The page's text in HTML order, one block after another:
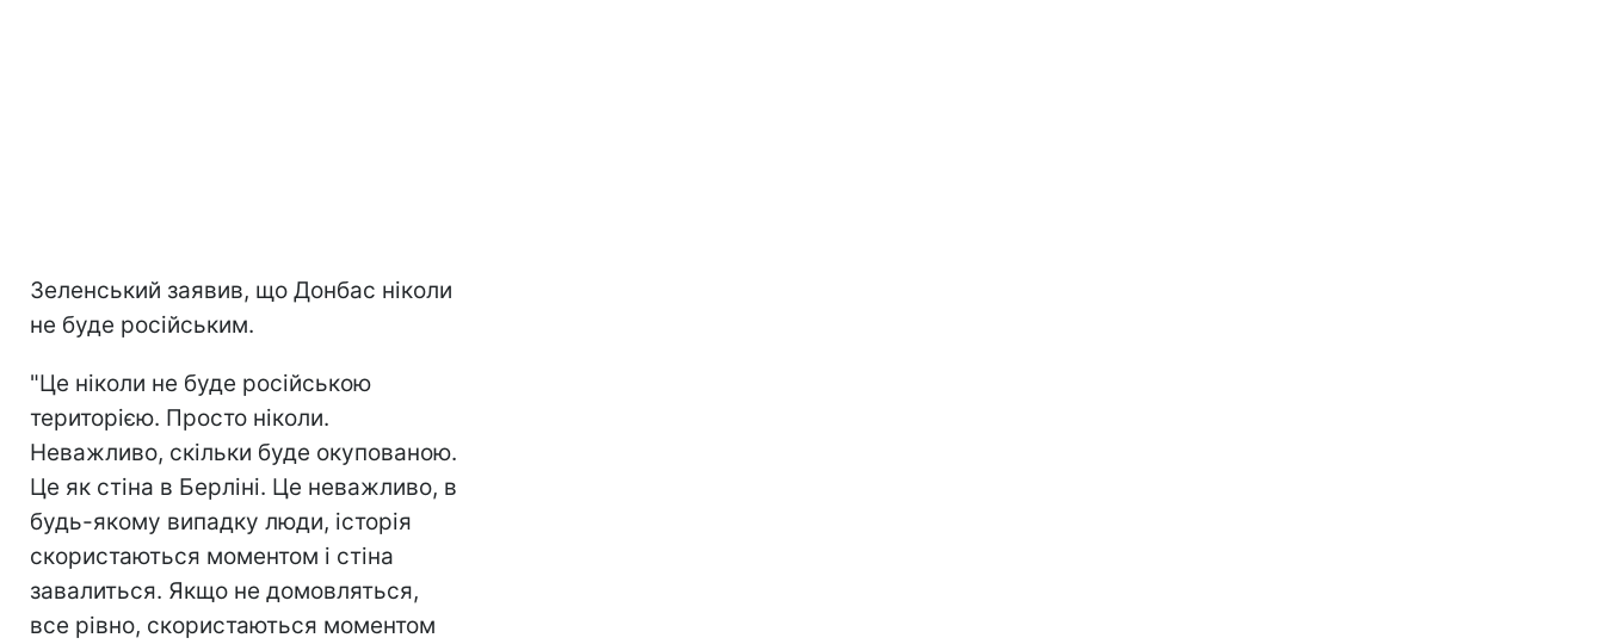
Зеленський заявив, що Донбас ніколи
не буде російським.
"Це ніколи не буде російською
територією. Просто ніколи.
Неважливо, скільки буде окупованою.
Це як стіна в Берліні. Це неважливо, в
будь-якому випадку люди, історія
скористаються моментом і стіна
завалиться. Якщо не домовляться,
все рівно, скористаються моментом